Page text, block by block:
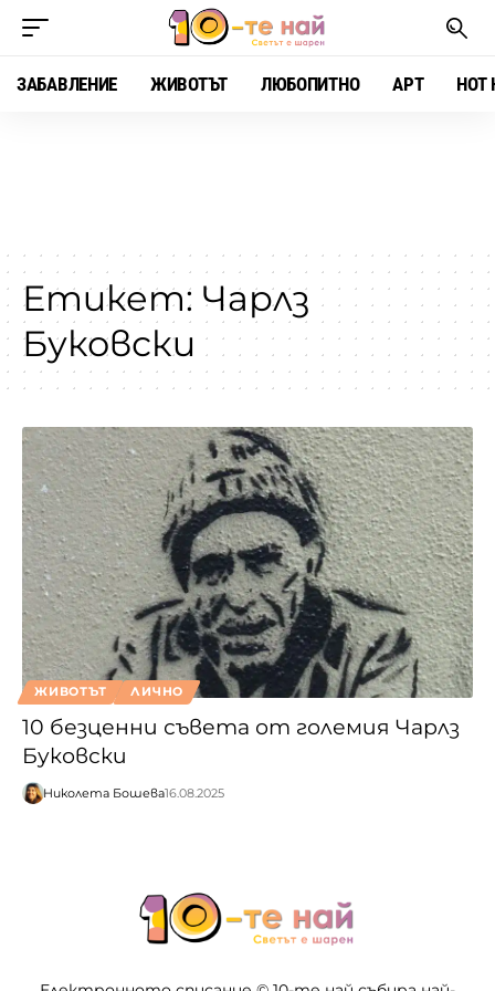
ЗАБАВЛЕНИЕ ЖИВОТЪТ ЛЮБОПИТНО АРТ HOT
Етикет: Чарлз
Буковски
ЖИВОТЪТ ЛИЧНО
10 безценни съвета от големия Чарлз
Буковски
Николета Бошева16.08.2025